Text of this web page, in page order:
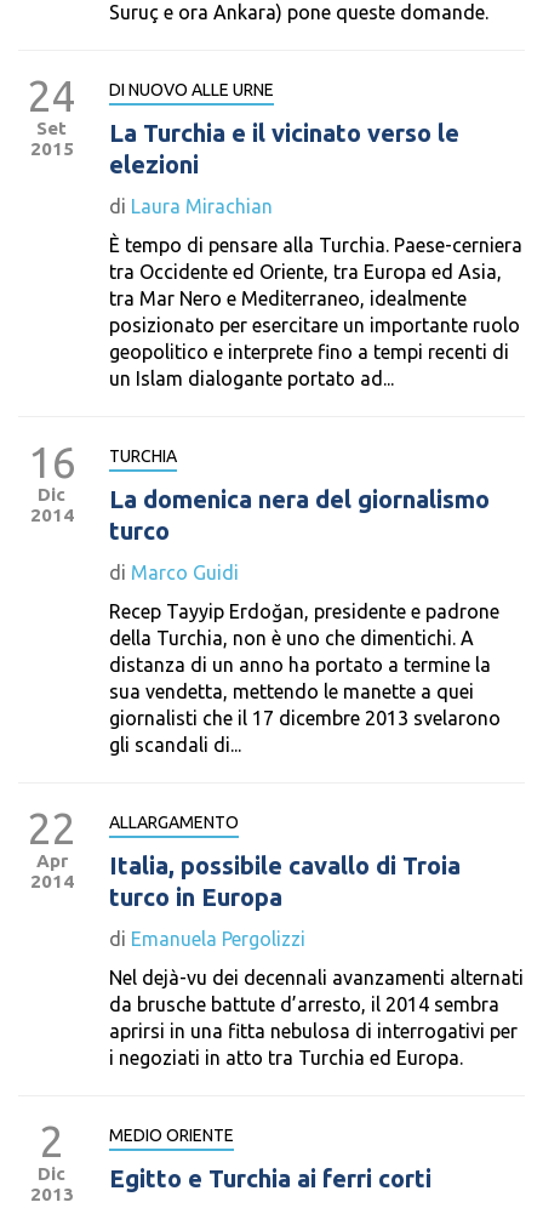
Suruç e ora Ankara) pone queste domande.
24
Set
2015
DI NUOVO ALLE URNE
La Turchia e il vicinato verso le
elezioni
di Laura Mirachian
È tempo di pensare alla Turchia. Paese-cerniera
tra Occidente ed Oriente, tra Europa ed Asia,
tra Mar Nero e Mediterraneo, idealmente
posizionato per esercitare un importante ruolo
geopolitico e interprete fino a tempi recenti di
un Islam dialogante portato ad...
16
Dic
2014
TURCHIA
La domenica nera del giornalismo
turco
di Marco Guidi
Recep Tayyip Erdoğan, presidente e padrone
della Turchia, non è uno che dimentichi. A
distanza di un anno ha portato a termine la
sua vendetta, mettendo le manette a quei
giornalisti che il 17 dicembre 2013 svelarono
gli scandali di...
22
Apr
2014
ALLARGAMENTO
Italia, possibile cavallo di Troia
turco in Europa
di Emanuela Pergolizzi
Nel dejà-vu dei decennali avanzamenti alternati
da brusche battute d’arresto, il 2014 sembra
aprirsi in una fitta nebulosa di interrogativi per
i negoziati in atto tra Turchia ed Europa.
2
Dic
2013
MEDIO ORIENTE
Egitto e Turchia ai ferri corti